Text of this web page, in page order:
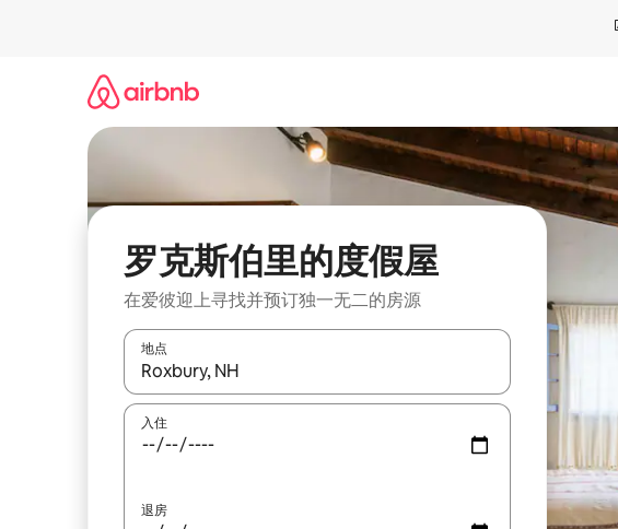
罗克斯伯里的度假屋
在爱彼迎上寻找并预订独一无二的房源
地点
如有搜索结果，请使用上下方向键查看，或通过点击或滑动手势浏览。
入住
退房